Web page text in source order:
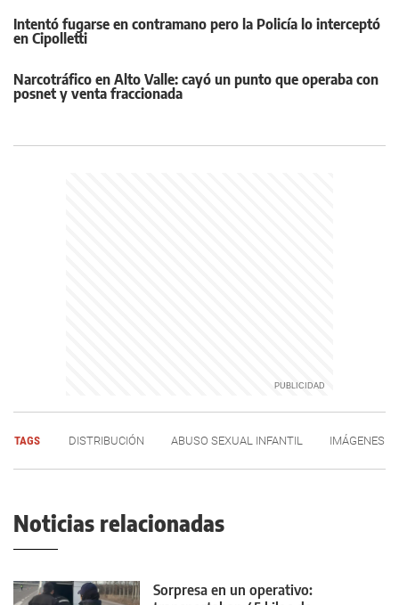
Intentó fugarse en contramano pero la Policía lo interceptó
en Cipolletti
Narcotráfico en Alto Valle: cayó un punto que operaba con
posnet y venta fraccionada
TAGS DISTRIBUCIÓN ABUSO SEXUAL INFANTIL IMÁGENES
Noticias relacionadas
Sorpresa en un operativo: